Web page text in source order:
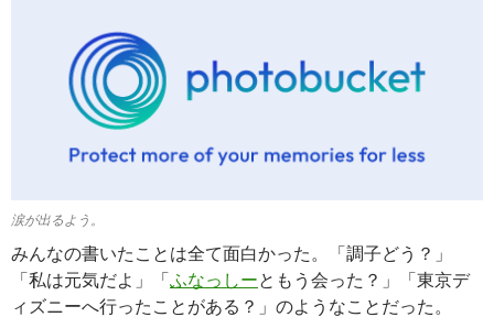
涙が出るよう。
みんなの書いたことは全て面白かった。「調子どう？」
「私は元気だよ」「ふなっしーともう会った？」「東京デ
ィズニーへ行ったことがある？」のようなことだった。